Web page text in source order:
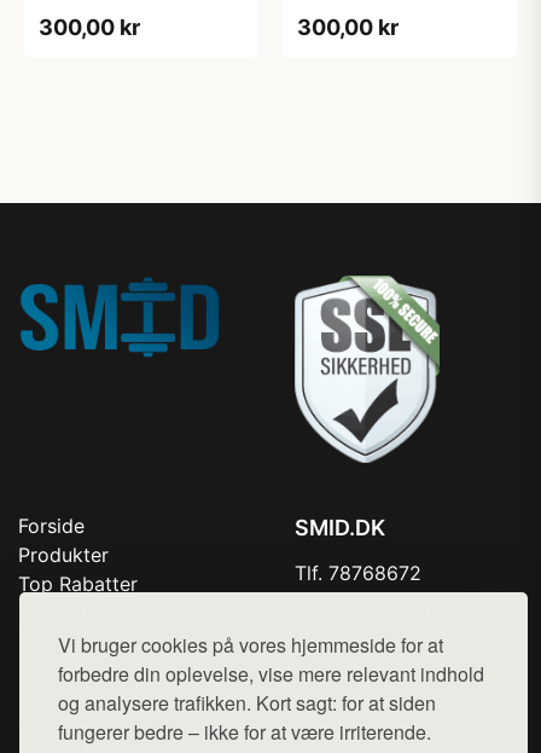
Vi bruger cookies på vores hjemmeside for at
forbedre din oplevelse, vise mere relevant indhold
og analysere trafikken. Kort sagt: for at siden
fungerer bedre – ikke for at være irriterende.
300,00 kr 300,00 kr
Forside
Produkter
Top Rabatter
SMID.DK
Tlf. 78768672
Cookie- og privatlivspolitik